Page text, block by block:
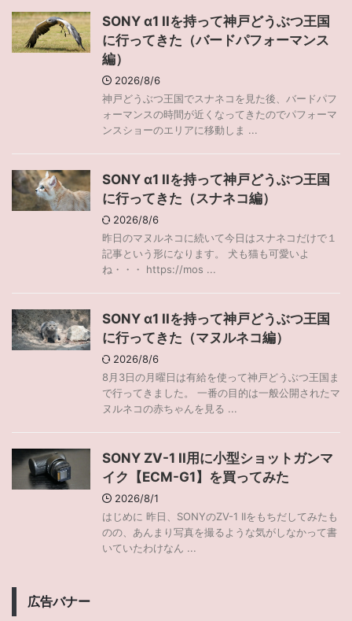
SONY α1 IIを持って神戸どうぶつ王国
に行ってきた（バードパフォーマンス
編）
2026/8/6
神戸どうぶつ王国でスナネコを見た後、バードパフ
ォーマンスの時間が近くなってきたのでパフォーマ
ンスショーのエリアに移動しま ...
SONY α1 IIを持って神戸どうぶつ王国
に行ってきた（スナネコ編）
2026/8/6
昨日のマヌルネコに続いて今日はスナネコだけで１
記事という形になります。 犬も猫も可愛いよ
ね・・・ https://mos ...
SONY α1 IIを持って神戸どうぶつ王国
に行ってきた（マヌルネコ編）
2026/8/6
8月3日の月曜日は有給を使って神戸どうぶつ王国ま
で行ってきました。 一番の目的は一般公開されたマ
ヌルネコの赤ちゃんを見る ...
SONY ZV-1 II用に小型ショットガンマ
イク【ECM-G1】を買ってみた
2026/8/1
はじめに 昨日、SONYのZV-1 IIをもちだしてみたも
のの、あんまり写真を撮るような気がしなかって書
いていたわけなん ...
広告バナー